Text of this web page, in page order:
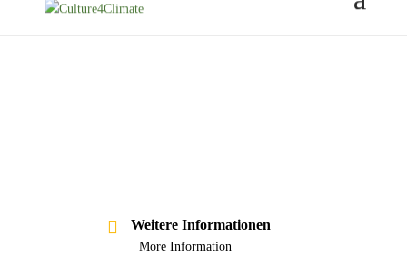
Weitere Informationen
More Information